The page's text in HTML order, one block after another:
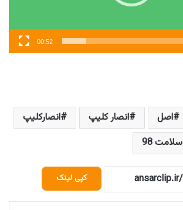
00:52
اصل انصار کلیپ
انصارکلیپ
سلامت 98
کپی لینک